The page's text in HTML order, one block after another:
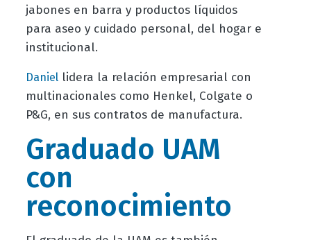
jabones en barra y productos líquidos
para aseo y cuidado personal, del hogar e
institucional.
Daniellidera la relación empresarial con
multinacionales como Henkel, Colgate o
P&G, en sus contratos de manufactura.
Graduado UAM
con
reconocimiento